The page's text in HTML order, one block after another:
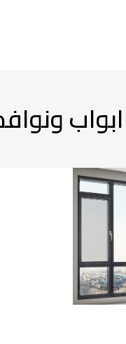
ابواب ونوافذ